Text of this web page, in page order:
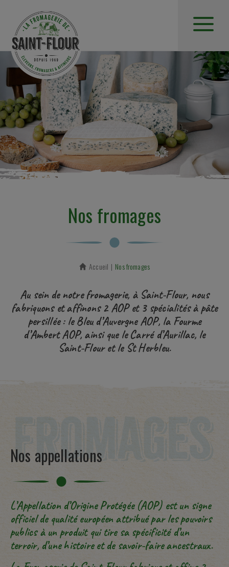
Nos fromages
Accueil En cours :
Nos fromages
Au sein de notre fromagerie, à Saint-Flour, nous
fabriquons et affinons 2 AOP et 3 spécialités à pâte
persillée : le Bleu d’Auvergne AOP, la Fourme
d’Ambert AOP, ainsi que le Carré d’Aurillac, le
Saint-Flour et le St Herbleu.
Nos appellations
L’Appellation d’Origine Protégée (AOP) est un signe
officiel de qualité européen attribué par les pouvoirs
publics à un produit qui tire sa spécificité d’un
terroir, d’une histoire et de savoir-faire ancestraux.